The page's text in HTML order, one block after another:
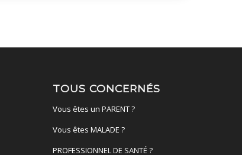
TOUS CONCERNÉS
Vous êtes un PARENT ?
Vous êtes MALADE ?
PROFESSIONNEL DE SANTÉ ?